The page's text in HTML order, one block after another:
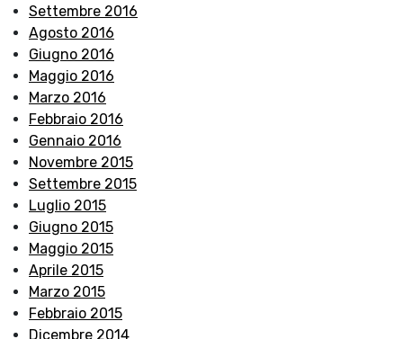
Settembre 2016
Agosto 2016
Giugno 2016
Maggio 2016
Marzo 2016
Febbraio 2016
Gennaio 2016
Novembre 2015
Settembre 2015
Luglio 2015
Giugno 2015
Maggio 2015
Aprile 2015
Marzo 2015
Febbraio 2015
Dicembre 2014